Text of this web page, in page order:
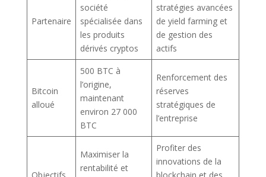
Partenaire
société
spécialisée dans
les produits
dérivés cryptos
stratégies avancées
de yield farming et
de gestion des
actifs
Bitcoin
alloué
500 BTC à
l’origine,
maintenant
environ 27 000
BTC
Renforcement des
réserves
stratégiques de
l’entreprise
Objectifs
Maximiser la
rentabilité et
Profiter des
innovations de la
blockchain et des